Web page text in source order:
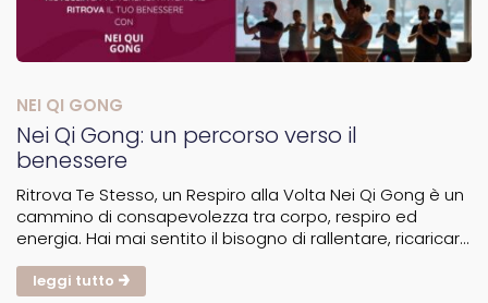
Nei Qi Gong: un percorso verso il
benessere
NEI QI GONG
Ritrova Te Stesso, un Respiro alla Volta Nei Qi Gong è un
cammino di consapevolezza tra corpo, respiro ed
energia. Hai mai sentito il bisogno di rallentare, ricaricarti
millenaria cinese che lavora sul corpo, sulla...
leggi tutto